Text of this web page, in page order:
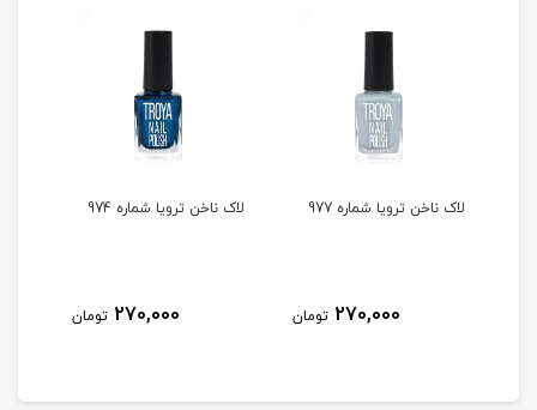
لاک ناخن ترویا شماره 977
270,000 تومان
لاک ناخن ترویا شماره 974
270,000 تومان